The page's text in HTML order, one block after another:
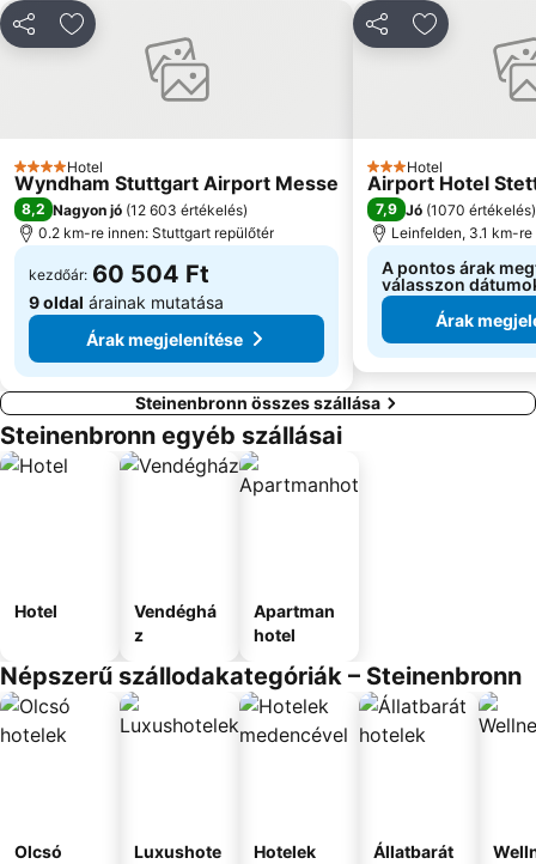
MegosztásHozzáadás a kedvencekhez
4 Kategória
Hotel
Wyndham Stuttgart Airport Messe
8,2 Nagyon jó (12 603 értékelés)
0.2 km-re innen: Stuttgart repülőtér
kezdőár: 60 504 Ft
9 oldal árainak mutatása
Árak megjelenítése
MegosztásHozzáadás
3 Kategória
Hotel
Airport Hotel
7,9 Jó (1070 értékelés)
Leinfelden, 3.1 km-
A pontos árak
válasszon
Árak
Steinenbronn összes szállása
Steinenbronn egyéb szállásai
Hotel
Vendéghá
z
Apartman
hotel
Népszerű szállodakategóriák – Steinenbronn
Olcsó
Luxushote
Hotelek
Állatbarát